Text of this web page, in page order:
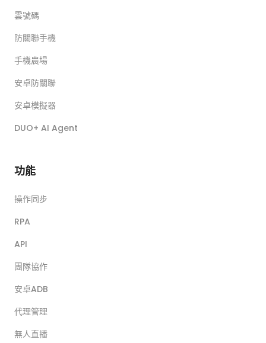
雲號碼
防關聯手機
手機農場
安卓防關聯
安卓模擬器
DUO+ AI Agent
功能
操作同步
RPA
API
團隊協作
安卓ADB
代理管理
無人直播